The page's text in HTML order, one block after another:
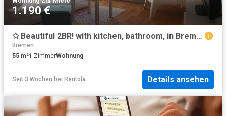
1.190 €
✩ Beautiful 2BR! with kitchen, bathroom, in Bremen Neustadt, Bremen Amsterdam Apartments for Rent
Bremen
55 m²1 ZimmerWohnung
Seit 3 Wochen bei Rentola Details ansehen